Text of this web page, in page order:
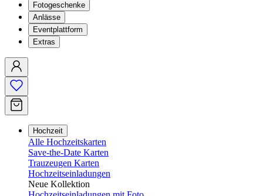
Fotogeschenke
Anlässe
Eventplattform
Extras
Hochzeit
Alle Hochzeitskarten
Save-the-Date Karten
Trauzeugen Karten
Hochzeitseinladungen
Neue Kollektion